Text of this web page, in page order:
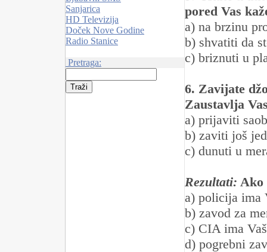
Sanjarica
HD Televizija
Doček Nove Godine
Radio Stanice
Pretraga:
pored Vas
a) na brzinu
b) shvatiti da
c) briznuti u
6. Zavijate
Zaustavlja
a) prijaviti
b) zaviti još
c) dunuti u
Rezultati: Ako
a) policija ima
b) zavod za
c) CIA ima
d) pogrebni